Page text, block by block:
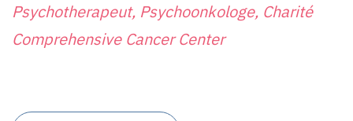
Psychotherapeut, Psychoonkologe, Charité
Comprehensive Cancer Center